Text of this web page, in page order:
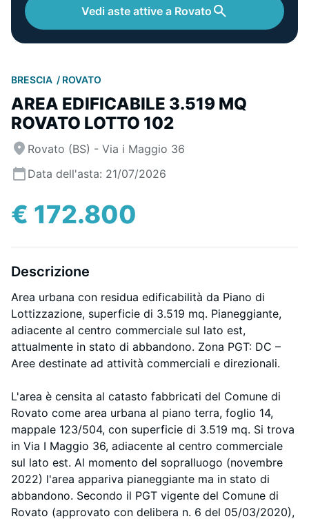
Vedi aste attive a Rovato
BRESCIA ROVATO
AREA EDIFICABILE 3.519 MQ
ROVATO LOTTO 102
Rovato (BS) - Via i Maggio 36
Data dell'asta: 21/07/2026
€ 172.800
Descrizione
Area urbana con residua edificabilità da Piano di
Lottizzazione, superficie di 3.519 mq. Pianeggiante,
adiacente al centro commerciale sul lato est,
attualmente in stato di abbandono. Zona PGT: DC –
Aree destinate ad attività commerciali e direzionali.
L'area è censita al catasto fabbricati del Comune di
Rovato come area urbana al piano terra, foglio 14,
mappale 123/504, con superficie di 3.519 mq. Si trova
in Via I Maggio 36, adiacente al centro commerciale
sul lato est. Al momento del sopralluogo (novembre
2022) l'area appariva pianeggiante ma in stato di
abbandono. Secondo il PGT vigente del Comune di
Rovato (approvato con delibera n. 6 del 05/03/2020),